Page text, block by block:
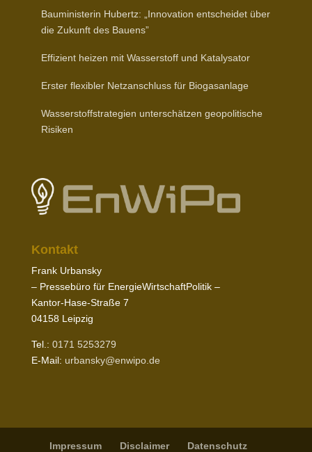
Baumi­nis­terin Hubertz: „Inno­vation entscheidet über
die Zukunft des Bauens”
Effizient heizen mit Wasser­stoff und Katalysator
Erster flexibler Netz­an­schluss für Biogasanlage
Wasser­stoff­stra­tegien unter­schätzen geopo­li­tische
Risiken
Kontakt
Frank Urbansky
– Pres­sebüro für EnergieWirtschaftPolitik –
Kantor-​Hase-​Straße 7
04158Leipzig
Tel.: 0171 5253279
E‑Mail: urbansky@​enwipo.​de
Impressum Disclaimer Daten­schutz